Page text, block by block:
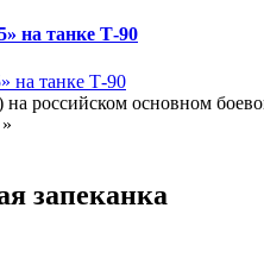
на танке Т-90
российском основном
»
запеканка